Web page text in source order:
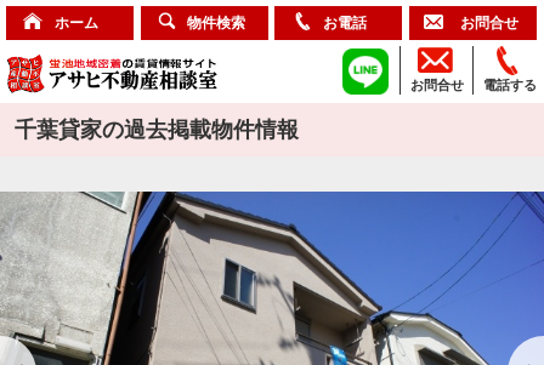
ホーム 物件検索 お電話 お問合せ
電話する
お問合せ
千葉貸家の過去掲載物件情報